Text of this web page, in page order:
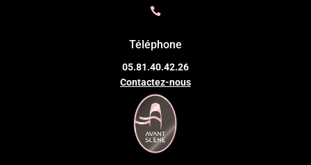

Téléphone
05.81.40.42.26
Contactez-nous